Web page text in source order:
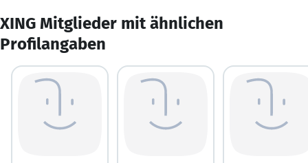
XING Mitglieder mit ähnlichen
Profilangaben